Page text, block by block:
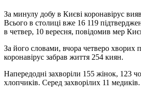
За минулу добу в Києві коронавірус
Всього в столиці вже 16 119
в четвер, 10 вересня, повідомив мер
За його словами, вчора четверо хворих
коронавірус забрав життя 254 киян.
Напередодні захворіли 155 жінок, 123
хлопчиків. Серед захворілих 11 медиків.